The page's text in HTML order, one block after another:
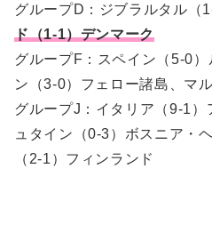
グループD：ジブラルタル（
ド（1-1）デンマーク
グループF：スペイン（5-0
ン（3-0）フェロー諸島、マ
グループJ：イタリア（9-1）
ュタイン（0-3）ボスニア・
（2-1）フィンランド